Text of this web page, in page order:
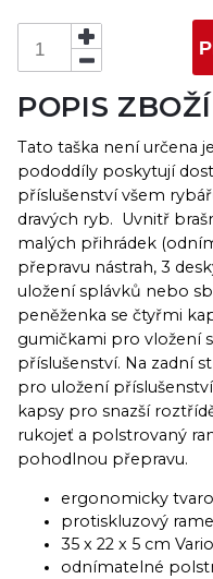
příslušenství. Na zadní
pro uložení
kapsy pro snazší
pohodlnou přepravu.
odnímatelné
odnímatelné pouzdro 3
peněženka se 4
gumičky pro
rozměry: cca 38 x 22 x
...
POPIS ZBOŽÍ
Tato taška není určena
pododdíly poskytují
příslušenství všem
dravých ryb. Uvnitř
malých přihrádek
přepravu nástrah, 3
uložení splávků nebo
peněženka se čtyřmi
gumičkami pro vložení
příslušenství. Na zadní
pro uložení
kapsy pro snazší
rukojeť a polstrovaný
pohodlnou přepravu.
ergonomicky
protiskluzový
35 x 22 x 5 cm
odnímatelné